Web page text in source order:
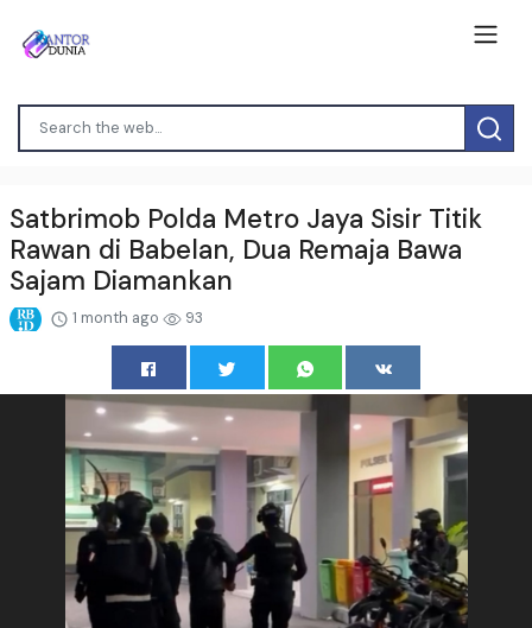
Satbrimob Polda Metro Jaya Sisir Titik
Rawan di Babelan, Dua Remaja Bawa
Sajam Diamankan
1 month ago 93